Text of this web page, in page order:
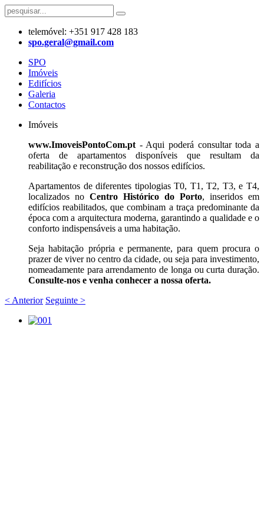
telemóvel: +351 917 428 183
​spo.geral@gmail.com
SPO
Imóveis
Edifícios
Galeria
Contactos
Imóveis
www.ImoveisPontoCom.pt - Aqui poderá consultar toda a
oferta de apartamentos disponíveis que resultam da
reabilitação e reconstrução dos nossos edifícios.
Apartamentos de diferentes tipologias T0, T1, T2, T3, e T4,
localizados no Centro Histórico do Porto, inseridos em
edifícios reabilitados, que combinam a traça predominante da
época com a arquitectura moderna, garantindo a qualidade e o
conforto indispensáveis a uma habitação.
Seja habitação própria e permanente, para quem procura o
prazer de viver no centro da cidade, ou seja para investimento,
nomeadamente para arrendamento de longa ou curta duração.
Consulte-nos e venha conhecer a nossa oferta.
< Anterior Seguinte >